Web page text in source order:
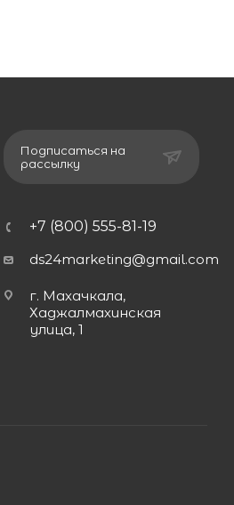
Подписаться на
рассылку
+7 (800) 555-81-19
ds24marketing@gmail.com
г. Махачкала,
Хаджалмахинская
улица, 1